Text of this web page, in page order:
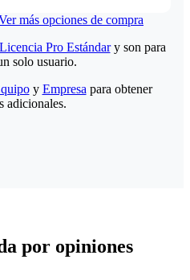
más opciones de compra
Licencia Pro Estándary son para
solo usuario.
y Empresa para obtener
adicionales.
por opiniones